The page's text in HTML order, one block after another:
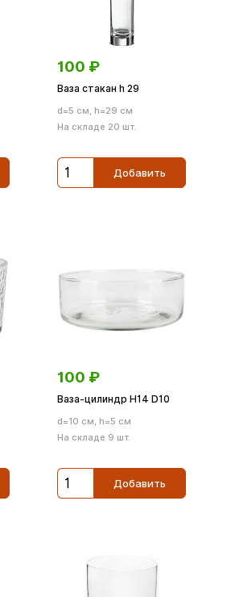
100 ₽
Ваза стакан h 29
d=5 см, h=29 см
На складе 20 шт.
Добавить
100 ₽
Ваза-цилиндр H14 D10
d=10 см, h=5 см
На складе 9 шт.
Добавить